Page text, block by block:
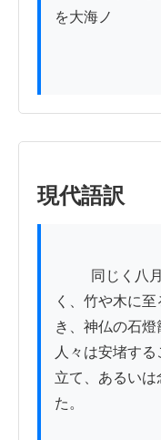
を大海ノ
現代語訳
く、竹や木に
き、神仏の石燈
人々は安堵す
立て、あるい
た。